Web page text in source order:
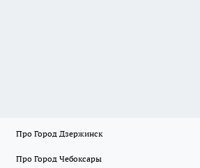
Про Город Дзержинск
Про Город Чебоксары